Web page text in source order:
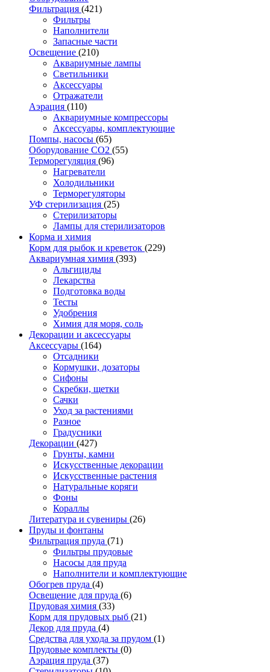
Фильтрация (421)
Фильтры
Наполнители
Запасные части
Освещение (210)
Аквариумные лампы
Светильники
Аксессуары
Отражатели
Аэрация (110)
Аквариумные компрессоры
Аксессуары, комплектующие
Помпы, насосы (65)
Оборудование CO2 (55)
Терморегуляция (96)
Нагреватели
Холодильники
Терморегуляторы
УФ стерилизация (25)
Стерилизаторы
Лампы для стерилизаторов
Корма и химия
Корм для рыбок и креветок (229)
Аквариумная химия (393)
Альгициды
Лекарства
Подготовка воды
Тесты
Удобрения
Химия для моря, соль
Декорации и аксессуары
Аксессуары (164)
Отсадники
Кормушки, дозаторы
Сифоны
Скребки, щетки
Сачки
Уход за растениями
Разное
Градусники
Декорации (427)
Грунты, камни
Искусственные декорации
Искусственные растения
Натуральные коряги
Фоны
Кораллы
Литература и сувениры (26)
Пруды и фонтаны
Фильтрация пруда (71)
Фильтры прудовые
Насосы для пруда
Наполнители и комплектующие
Обогрев пруда (4)
Освещение для пруда (6)
Прудовая химия (33)
Корм для прудовых рыб (21)
Декор для пруда (4)
Средства для ухода за прудом (1)
Прудовые комплекты (0)
Аэрация пруда (37)